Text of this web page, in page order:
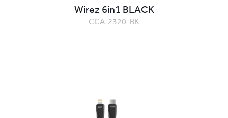
Wirez 6in1 BLACK
CCA-2320-BK